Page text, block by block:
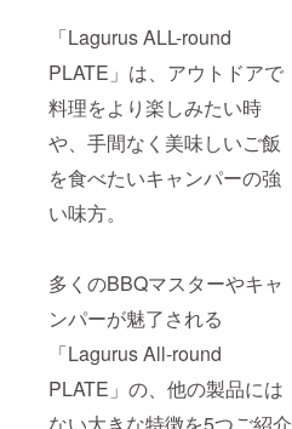
「Lagurus ALL-round
PLATE」は、アウトドアで
料理をより楽しみたい時
や、手間なく美味しいご飯
を食べたいキャンパーの強
い味方。
多くのBBQマスターやキャ
ンパーが魅了される
「Lagurus All-round
PLATE」の、他の製品には
ない大きな特徴を5つご紹介